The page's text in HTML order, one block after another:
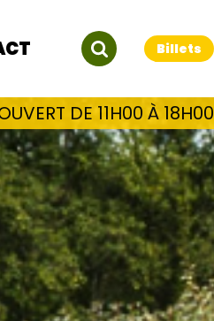
Billets
DE 11H00 À 18H00